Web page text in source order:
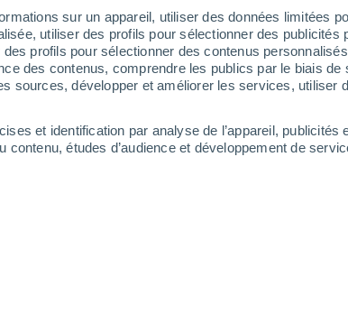
sur un appareil, utiliser des données limitées
utiliser des profils pour sélectionner des
profils pour sélectionner des contenus
des contenus, comprendre les publics par le biais
sources, développer et améliorer les services, utiliser
et identification par analyse de l’appareil,
contenu, études d’audience et développement de
24°